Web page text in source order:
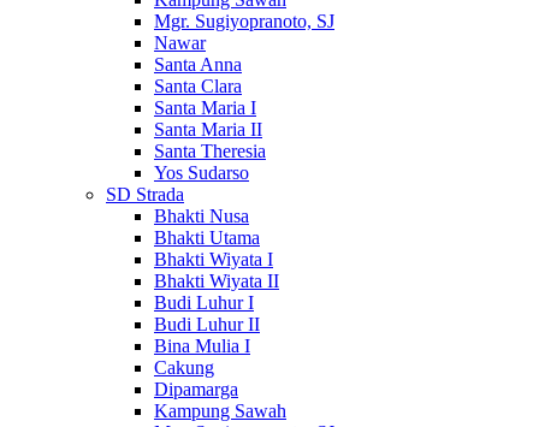
Mgr. Sugiyopranoto, SJ
Nawar
Santa Anna
Santa Clara
Santa Maria I
Santa Maria II
Santa Theresia
Yos Sudarso
SD Strada
Bhakti Nusa
Bhakti Utama
Bhakti Wiyata I
Bhakti Wiyata II
Budi Luhur I
Budi Luhur II
Bina Mulia I
Cakung
Dipamarga
Kampung Sawah